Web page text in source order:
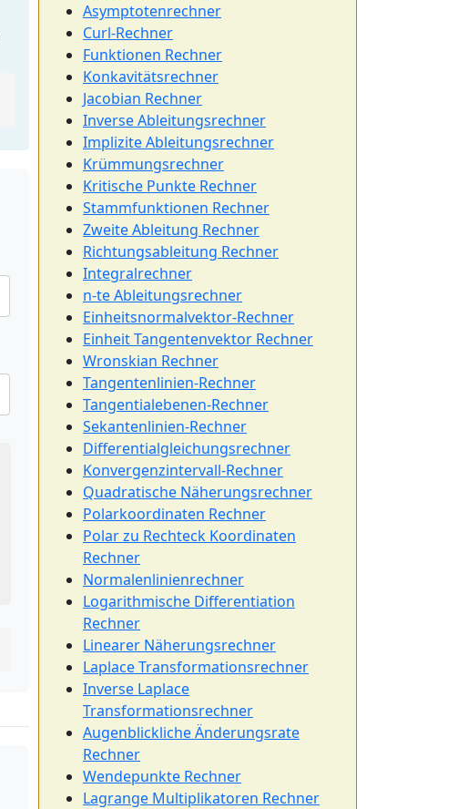
Asymptotenrechner
Curl-Rechner
Funktionen Rechner
Konkavitätsrechner
Jacobian Rechner
Inverse Ableitungsrechner
Implizite Ableitungsrechner
Krümmungsrechner
Kritische Punkte Rechner
Stammfunktionen Rechner
Zweite Ableitung Rechner
Richtungsableitung Rechner
Integralrechner
n-te Ableitungsrechner
Einheitsnormalvektor-Rechner
Einheit Tangentenvektor Rechner
Wronskian Rechner
Tangentenlinien-Rechner
Tangentialebenen-Rechner
Sekantenlinien-Rechner
Differentialgleichungsrechner
Konvergenzintervall-Rechner
Quadratische Näherungsrechner
Polarkoordinaten Rechner
Polar zu Rechteck Koordinaten
Rechner
Normalenlinienrechner
Logarithmische Differentiation
Rechner
Linearer Näherungsrechner
Laplace Transformationsrechner
Inverse Laplace
Transformationsrechner
Augenblickliche Änderungsrate
Rechner
Wendepunkte Rechner
Lagrange Multiplikatoren Rechner